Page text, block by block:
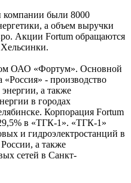
компании были 8000
а объем выручки
Акции Fortum обращаются
ОАО «Фортум». Основной
«Россия» - производство
а также
в городах
Корпорация Fortum
в «ТГК-1». «ТГК-1»
и гидроэлектростанций в
а также
сетей в Санкт-